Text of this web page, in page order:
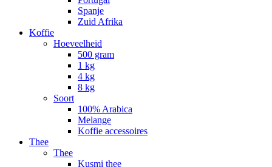
Spanje
Zuid Afrika
Koffie
Hoeveelheid
500 gram
1 kg
4 kg
8 kg
Soort
100% Arabica
Melange
Koffie accessoires
Thee
Thee
Kusmi thee